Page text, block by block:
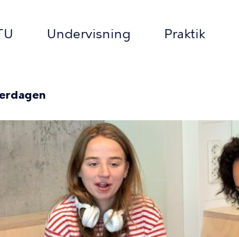
Undervisning Praktik